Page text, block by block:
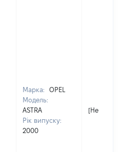
Марка:
OPEL
Модель:
ASTRA
Рік випуску:
2000
[Не